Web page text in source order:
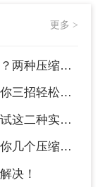
还是专业的
件压缩到适
根据自己的
选择。同
帮助你解决
更多 >
你轻松解决！
缩pdf文档！
实用方法！
压缩方法！
决！